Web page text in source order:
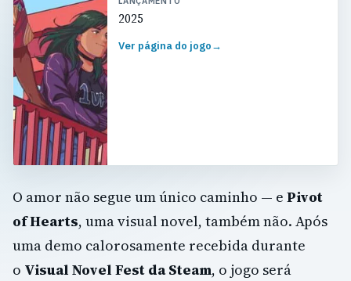
2025
Ver página do jogo→
O amor não segue um único caminho — e Pivot
of Hearts, uma visual novel, também não. Após
uma demo calorosamente recebida durante
o Visual Novel Fest da Steam, o jogo será